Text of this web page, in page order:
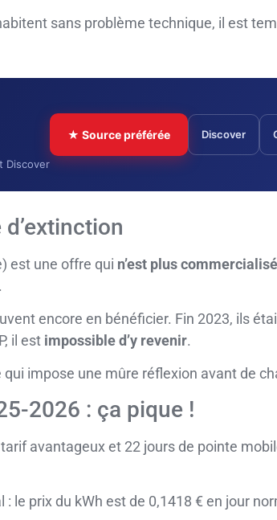
sans problème technique, il est
Discover
★ Source préférée Discover
est une offre qui n’est plus
encore en bénéficier. Fin 2023, ils
il est impossible d’y revenir.
qui impose une mûre réflexion avant de
2026 : ça pique !
avantageux et 22 jours de pointe
le prix du kWh est de 0,1418 € en jour